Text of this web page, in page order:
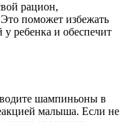
рацион,
поможет избежать
ребенка и обеспечит
шампиньоны в
малыша. Если не